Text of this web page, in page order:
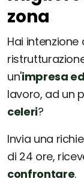
zona
Hai
un'impresa
lavoro, ad un
celeri?
Invia una
di 24 ore,
confrontare.